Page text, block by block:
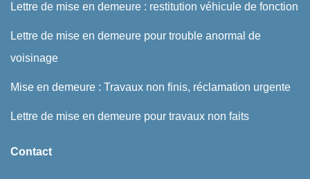
Lettre de mise en demeure : restitution véhicule de fonction
Lettre de mise en demeure pour trouble anormal de
voisinage
Mise en demeure : Travaux non finis, réclamation urgente
Lettre de mise en demeure pour travaux non faits
Contact